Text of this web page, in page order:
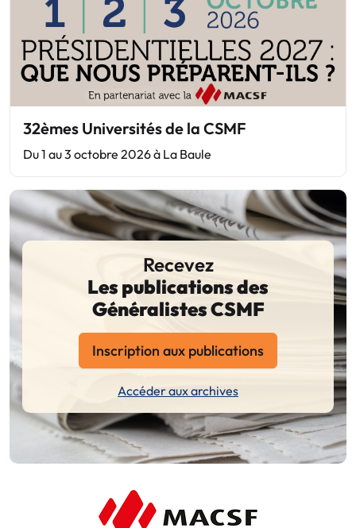
32èmes Universités de la CSMF
Du 1 au 3 octobre 2026 à La Baule
Recevez
Les publications des
Généralistes CSMF
Inscription aux publications
Accéder aux archives